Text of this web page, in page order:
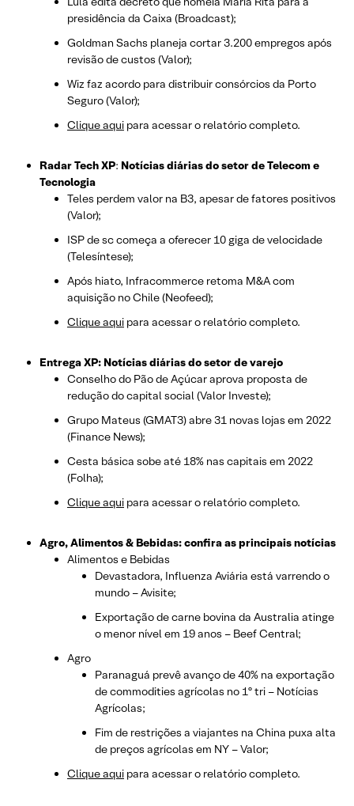
presidência da Caixa (Broadcast);
Goldman Sachs planeja cortar 3.200 empregos após
revisão de custos (Valor);
Wiz faz acordo para distribuir consórcios da Porto
Seguro (Valor);
Clique aqui para acessar o relatório completo.
Radar Tech XP: Notícias diárias do setor de Telecom e
Tecnologia
Teles perdem valor na B3, apesar de fatores positivos
(Valor);
ISP de sc começa a oferecer 10 giga de velocidade
(Telesíntese);
Após hiato, Infracommerce retoma M&A com
aquisição no Chile (Neofeed);
Clique aqui para acessar o relatório completo.
Entrega XP: Notícias diárias do setor de varejo
Conselho do Pão de Açúcar aprova proposta de
redução do capital social (Valor Investe);
Grupo Mateus (GMAT3) abre 31 novas lojas em 2022
(Finance News);
Cesta básica sobe até 18% nas capitais em 2022
(Folha);
Clique aqui para acessar o relatório completo.
Agro, Alimentos & Bebidas: confira as principais notícias
Alimentos e Bebidas
Devastadora, Influenza Aviária está varrendo o
mundo – Avisite;
Exportação de carne bovina da Australia atinge
o menor nível em 19 anos – Beef Central;
Agro
Paranaguá prevê avanço de 40% na exportação
de commodities agrícolas no 1º tri – Notícias
Agrícolas;
Fim de restrições a viajantes na China puxa alta
de preços agrícolas em NY – Valor;
Clique aqui para acessar o relatório completo.